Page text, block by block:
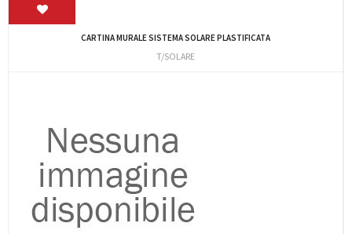
CARTINA MURALE SISTEMA SOLARE PLASTIFICATA
T/SOLARE